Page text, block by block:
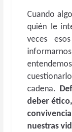
Cuando
quién le
veces
cadena.
deber
nuestras